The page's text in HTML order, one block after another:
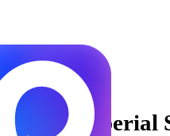
big Imperial